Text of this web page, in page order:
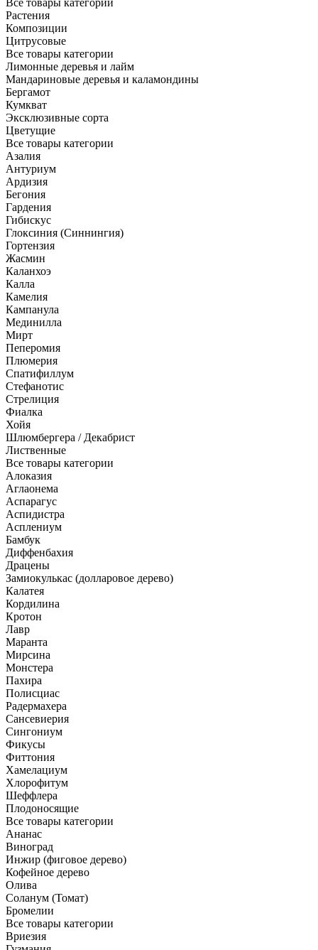
Растения
Композиции
Цитрусовые
Все товары категории
Лимонные деревья и лайм
Мандариновые деревья и каламондины
Бергамот
Кумкват
Эксклюзивные сорта
Цветущие
Все товары категории
Азалия
Антуриум
Ардизия
Бегония
Гардения
Гибискус
Глоксиния (Синнингия)
Гортензия
Жасмин
Каланхоэ
Калла
Камелия
Кампанула
Мединилла
Мирт
Пеперомия
Плюмерия
Спатифиллум
Стефанотис
Стрелиция
Фиалка
Хойя
Шлюмбергера / Декабрист
Лиственные
Все товары категории
Алоказия
Аглаонема
Аспарагус
Аспидистра
Асплениум
Бамбук
Диффенбахия
Драцены
Замиокулькас (долларовое дерево)
Калатея
Кордилина
Кротон
Лавр
Маранта
Мирсина
Монстера
Пахира
Полисциас
Радермахера
Сансевиерия
Сингониум
Фикусы
Фиттония
Хамелациум
Хлорофитум
Шеффлера
Плодоносящие
Все товары категории
Ананас
Виноград
Инжир (фиговое дерево)
Кофейное дерево
Олива
Соланум (Томат)
Бромелии
Все товары категории
Вриезия